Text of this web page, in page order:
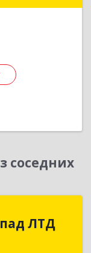
соседних
ЛТД
г,